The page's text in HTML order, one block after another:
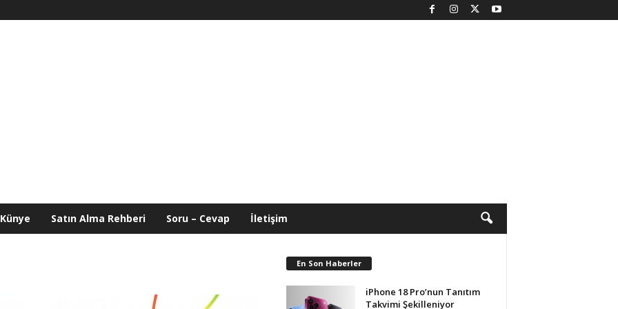
Künye Satın Alma Rehberi Soru – Cevap İletişim
En Son Haberler
iPhone 18 Pro’nun Tanıtım
Takvimi Şekilleniyor